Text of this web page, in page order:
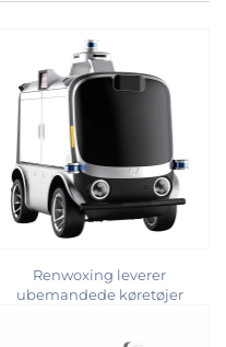
Renwoxing leverer
ubemandede køretøjer